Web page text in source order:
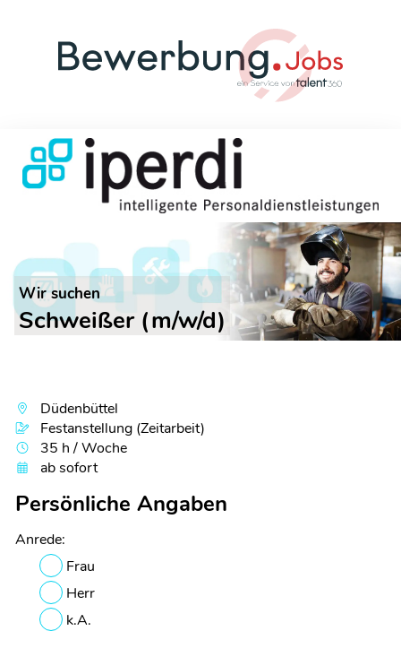
Wir suchen
Schweißer (m/w/d)
Düdenbüttel
Festanstellung (Zeitarbeit)
35 h / Woche
ab sofort
Persönliche Angaben
Anrede:
Frau
Herr
k.A.